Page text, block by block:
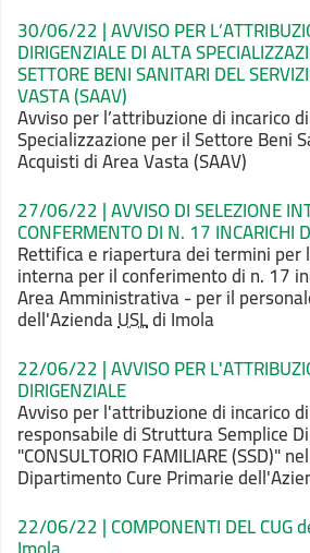
30/06/22 | AVVISO PER
DIRIGENZIALE DI ALTA
SETTORE BENI SANITARI DEL
VASTA (SAAV)
Avviso per l’attribuzione di incarico
Specializzazione per il Settore Beni
Acquisti di Area Vasta (SAAV)
27/06/22 | AVVISO DI SELEZIONE
CONFERMENTO DI N. 17 INCARICHI
Rettifica e riapertura dei termini per
interna per il conferimento di n. 17
Area Amministrativa - per il
dell'AziendaUSLdi Imola
22/06/22 | AVVISO PER
DIRIGENZIALE
Avviso per l'attribuzione di incarico
responsabile di Struttura Semplice
"CONSULTORIO FAMILIARE (SSD)"
Dipartimento Cure Primarie
22/06/22 | COMPONENTI DEL CUG